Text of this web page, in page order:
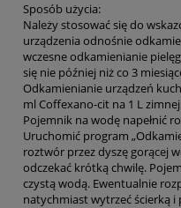
Sposób użycia:
Należy stosować się do
urządzenia odnośnie
wczesne odkamienianie
się nie później niż co 3
Odkamienianie urządzeń
ml Coffexano-cit na 1 L
Pojemnik na wodę napełnić
Uruchomić program
roztwór przez dyszę gorącej
odczekać krótką chwilę.
czystą wodą. Ewentualnie
natychmiast wytrzeć ścierką i